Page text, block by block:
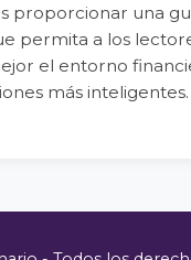
proporcionar una
permita a los
el entorno
más inteligentes.